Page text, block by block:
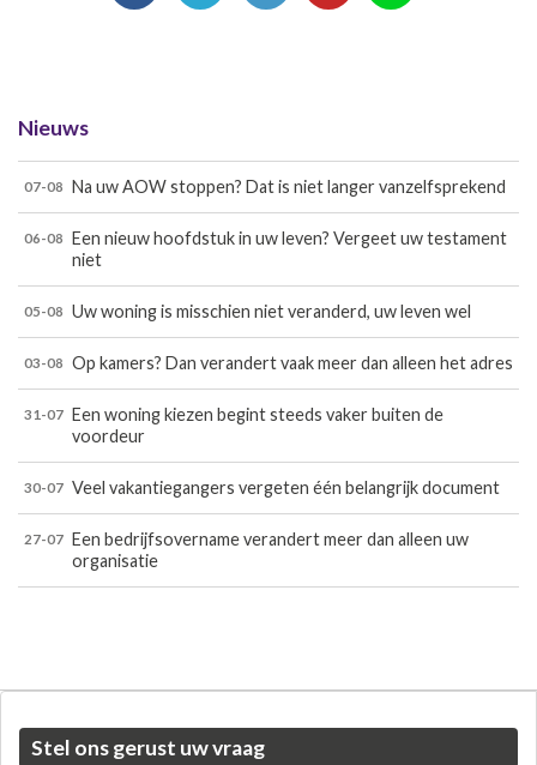
Nieuws
07-08 Na uw AOW stoppen? Dat is niet langer vanzelfsprekend
06-08
Een nieuw hoofdstuk in uw leven? Vergeet uw testament
niet
05-08 Uw woning is misschien niet veranderd, uw leven wel
03-08 Op kamers? Dan verandert vaak meer dan alleen het adres
31-07 Een woning kiezen begint steeds vaker buiten de
voordeur
30-07 Veel vakantiegangers vergeten één belangrijk document
27-07 Een bedrijfsovername verandert meer dan alleen uw
organisatie
Stel ons gerust uw vraag